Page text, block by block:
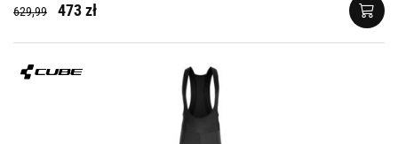
629,99 473 zł